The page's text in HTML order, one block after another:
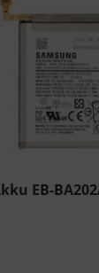
EB-